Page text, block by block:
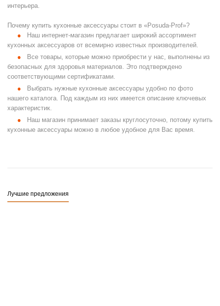
интерьера.
Почему купить кухонные аксессуары стоит в «Posuda-Prof»?
Наш интернет-магазин предлагает широкий ассортимент
кухонных аксессуаров от всемирно известных производителей.
Все товары, которые можно приобрести у нас, выполнены из
безопасных для здоровья материалов. Это подтверждено
соответствующими сертификатами.
Выбрать нужные кухонные аксессуары удобно по фото
нашего каталога. Под каждым из них имеется описание ключевых
характеристик.
Наш магазин принимает заказы круглосуточно, потому купить
кухонные аксессуары можно в любое удобное для Вас время.
Лучшие предложения